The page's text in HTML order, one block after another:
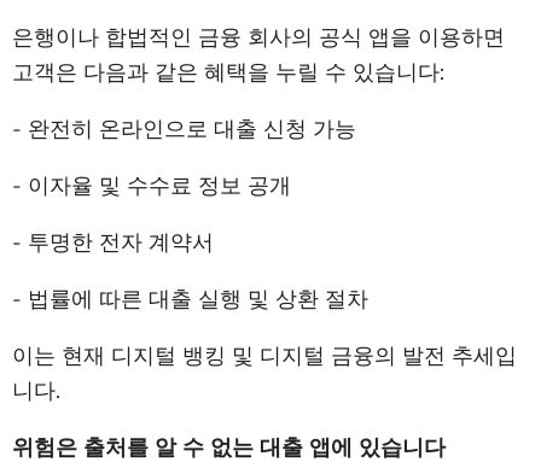
은행이나 합법적인 금융 회사의 공식 앱을 이용하면
고객은 다음과 같은 혜택을 누릴 수 있습니다:
- 완전히 온라인으로 대출 신청 가능
- 이자율 및 수수료 정보 공개
- 투명한 전자 계약서
- 법률에 따른 대출 실행 및 상환 절차
이는 현재 디지털 뱅킹 및 디지털 금융의 발전 추세입
니다.
위험은 출처를 알 수 없는 대출 앱에 있습니다